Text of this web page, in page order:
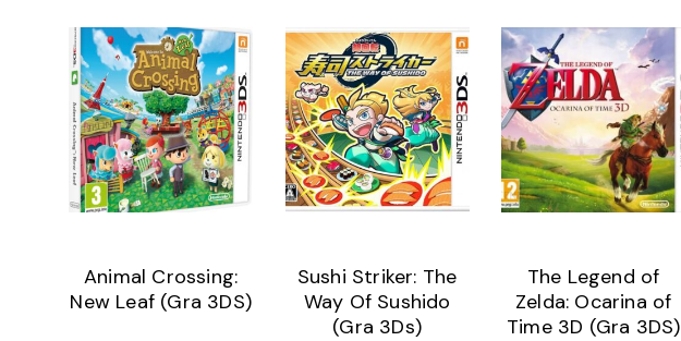
Animal Crossing:
New Leaf (Gra 3DS)
Sushi Striker: The
Way Of Sushido
(Gra 3Ds)
The Legend of
Zelda: Ocarina of
Time 3D (Gra 3DS)